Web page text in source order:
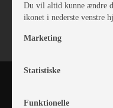
Du vil altid kunne ændre
ikonet i nederste venstre
Marketing
Statistiske
Funktionelle